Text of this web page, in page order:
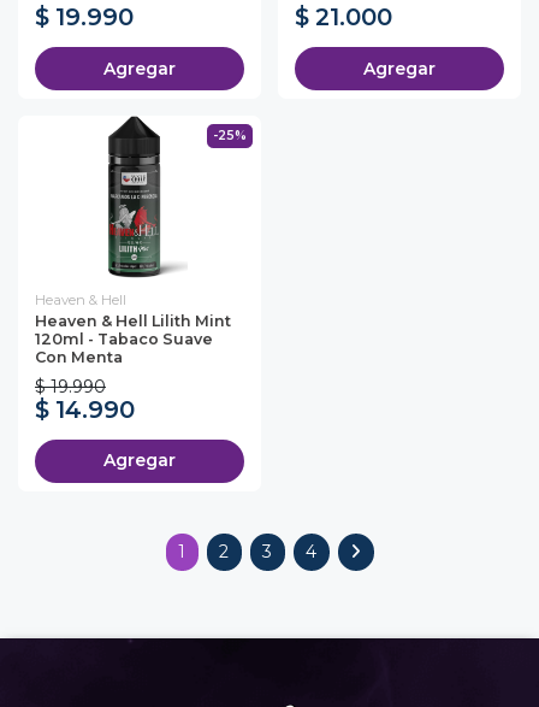
$ 19.990
Agregar
$ 21.000
Agregar
-25%
Heaven & Hell
Heaven & Hell Lilith Mint
120ml - Tabaco Suave
Con Menta
$ 19.990
$ 14.990
Agregar
1 2 3 4